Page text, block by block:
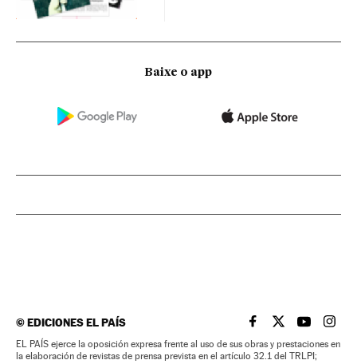
Baixe o app
©EDICIONES EL PAÍS EL PAÍS BRASIL EN
EL PAÍSEL PAÍS
EL
EL PAÍS ejerce la oposición expresa frente al uso de sus obras y prestaciones en
la elaboración de revistas de prensa prevista en el artículo 32.1 del TRLPI;